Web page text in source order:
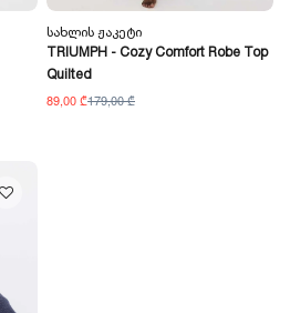
Სახლის Ჟაკეტი
TRIUMPH - Cozy Comfort Robe Top
Quilted
89,00 ₾179,00 ₾